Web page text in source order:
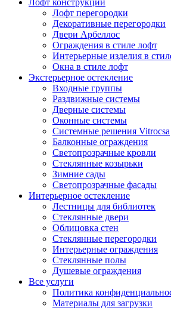
Лофт конструкции
Лофт перегородки
Декоративные перегородки
Двери Арбеллос
Ограждения в стиле лофт
Интерьерные изделия в
Окна в стиле лофт
Экстерьерное остекление
Входные группы
Раздвижные системы
Дверные системы
Оконные системы
Системные решения Vitrocsa
Балконные ограждения
Светопрозрачные кровли
Стеклянные козырьки
Зимние сады
Светопрозрачные фасады
Интерьерное остекление
Лестницы для библиотек
Стеклянные двери
Облицовка стен
Стеклянные перегородки
Интерьерные ограждения
Стеклянные полы
Душевые ограждения
Все услуги
Политика
Материалы для загрузки